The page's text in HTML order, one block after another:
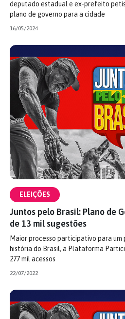
deputado estadual e ex-prefeito
plano de governo para a cidade
16/05/2024
ELEIÇÕES
Juntos pelo Brasil: Plano de
de 13 mil sugestões
Maior processo participativo para um
história do Brasil, a Plataforma
277 mil acessos
22/07/2022